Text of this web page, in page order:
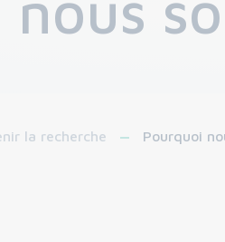
la recherche Pourquoi